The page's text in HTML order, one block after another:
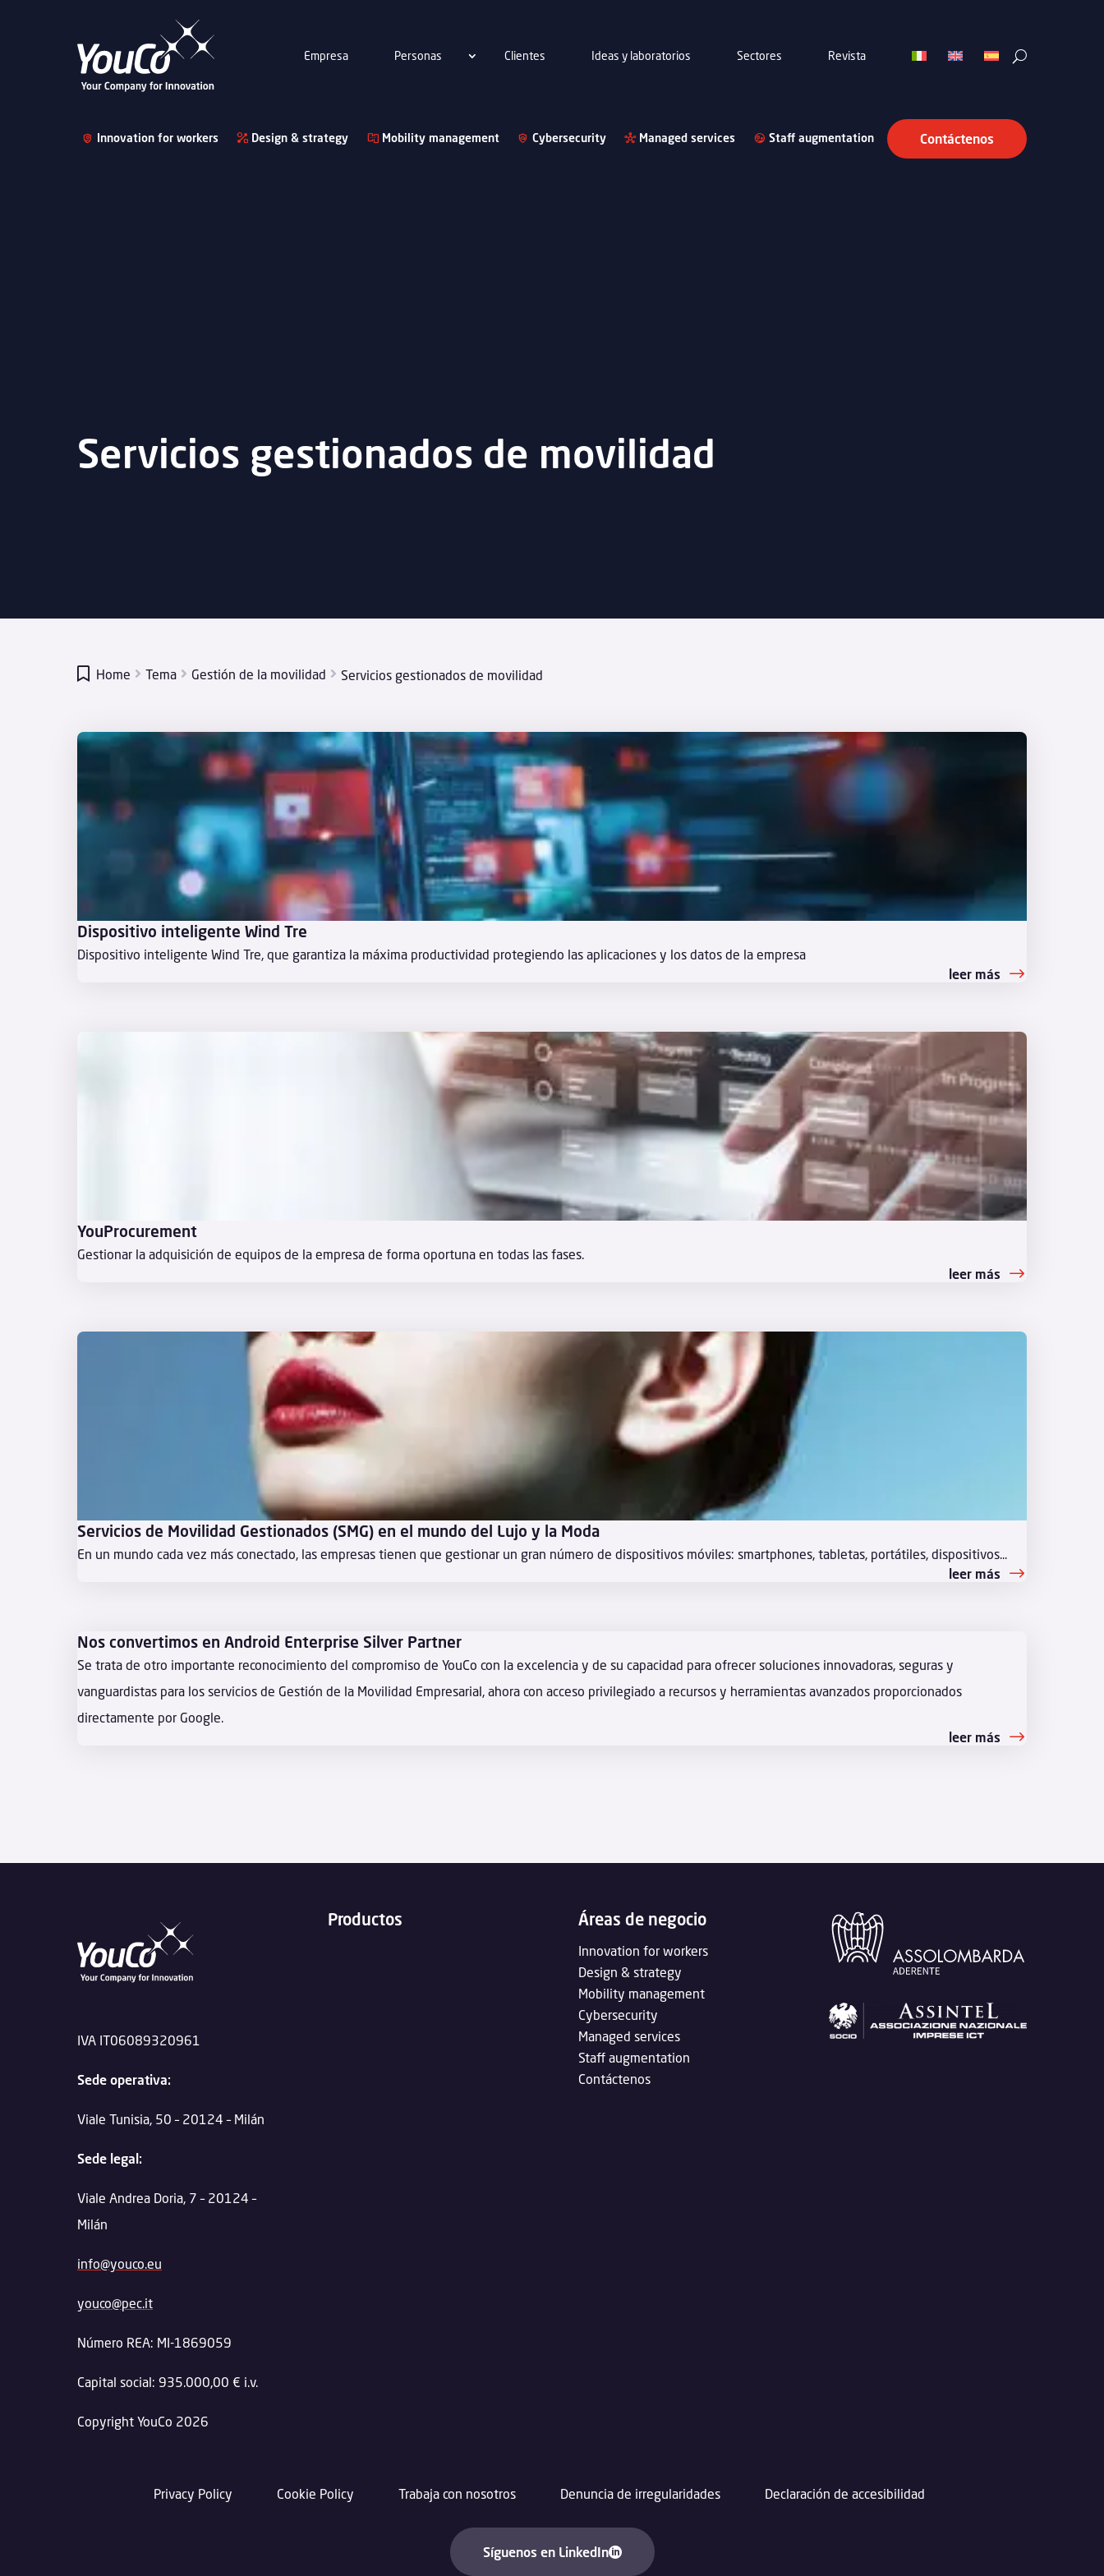
Empresa Personas Clientes Ideas y laboratorios Sectores Revista
Innovation for workers Design & strategy Mobility management Cybersecurity Managed services Staff augmentation Contáctenos
Servicios gestionados de movilidad
 Home Tema Gestión de la movilidad Servicios gestionados de movilidad
Dispositivo inteligente Wind Tre
Dispositivo inteligente Wind Tre, que garantiza la máxima productividad protegiendo las aplicaciones y los datos de la empresa
leer más
YouProcurement
Gestionar la adquisición de equipos de la empresa de forma oportuna en todas las fases.
leer más
Servicios de Movilidad Gestionados (SMG) en el mundo del Lujo y la Moda
En un mundo cada vez más conectado, las empresas tienen que gestionar un gran número de dispositivos móviles: smartphones, tabletas, portátiles, dispositivos...
leer más
Nos convertimos en Android Enterprise Silver Partner
Se trata de otro importante reconocimiento del compromiso de YouCo con la excelencia y de su capacidad para ofrecer soluciones innovadoras, seguras y
vanguardistas para los servicios de Gestión de la Movilidad Empresarial, ahora con acceso privilegiado a recursos y herramientas avanzados proporcionados
directamente por Google.
leer más
IVA IT06089320961
Sede operativa:
Viale Tunisia, 50 – 20124 – Milán
Sede legal:
Viale Andrea Doria, 7 – 20124 –
Milán
info@youco.eu
youco@pec.it
Número REA: MI-1869059
Capital social: 935.000,00 € i.v.
Copyright YouCo 2026
Productos Áreas de negocio
Innovation for workers
Design & strategy
Mobility management
Cybersecurity
Managed services
Staff augmentation
Contáctenos
Privacy Policy Cookie Policy Trabaja con nosotros Denuncia de irregularidades Declaración de accesibilidad
Síguenos en LinkedIn